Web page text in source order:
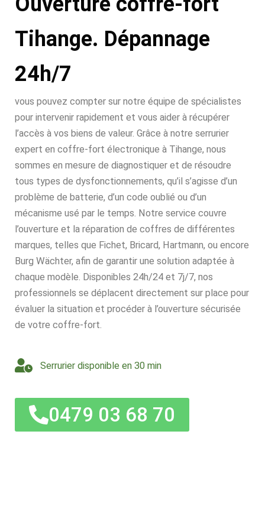
Tihange. Dépannage
24h/7
vous pouvez compter sur notre équipe de spécialistes
pour intervenir rapidement et vous aider à récupérer
l’accès à vos biens de valeur. Grâce à notre serrurier
expert en coffre-fort électronique à Tihange, nous
sommes en mesure de diagnostiquer et de résoudre
tous types de dysfonctionnements, qu’il s’agisse d’un
problème de batterie, d’un code oublié ou d’un
mécanisme usé par le temps. Notre service couvre
l’ouverture et la réparation de coffres de différentes
marques, telles que Fichet, Bricard, Hartmann, ou encore
Burg Wächter, afin de garantir une solution adaptée à
chaque modèle. Disponibles 24h/24 et 7j/7, nos
professionnels se déplacent directement sur place pour
évaluer la situation et procéder à l’ouverture sécurisée
de votre coffre-fort.
Serrurier disponible en 30 min
0479 03 68 70